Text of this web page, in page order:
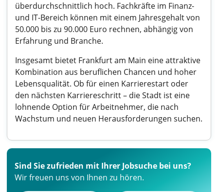
überdurchschnittlich hoch. Fachkräfte im Finanz-
und IT-Bereich können mit einem Jahresgehalt von
50.000 bis zu 90.000 Euro rechnen, abhängig von
Erfahrung und Branche.
Insgesamt bietet Frankfurt am Main eine attraktive
Kombination aus beruflichen Chancen und hoher
Lebensqualität. Ob für einen Karrierestart oder
den nächsten Karriereschritt – die Stadt ist eine
lohnende Option für Arbeitnehmer, die nach
Wachstum und neuen Herausforderungen suchen.
Sind Sie zufrieden mit Ihrer Jobsuche bei uns?
Wir freuen uns von Ihnen zu hören.